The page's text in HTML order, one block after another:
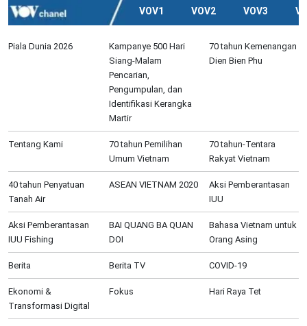
VOV1 VOV2 VOV3
Piala Dunia 2026
Kampanye 500 Hari
Siang-Malam
Pencarian,
Pengumpulan, dan
Identifikasi Kerangka
Martir
70 tahun Kemenangan
Dien Bien Phu
Tentang Kami
70 tahun Pemilihan
Umum Vietnam
70 tahun-Tentara
Rakyat Vietnam
40 tahun Penyatuan
Tanah Air
ASEAN VIETNAM 2020
Aksi Pemberantasan
IUU
Aksi Pemberantasan
IUU Fishing
BAI QUANG BA QUAN
DOI
Bahasa Vietnam untuk
Orang Asing
Berita Berita TV COVID-19
Ekonomi &
Transformasi Digital
Fokus Hari Raya Tet